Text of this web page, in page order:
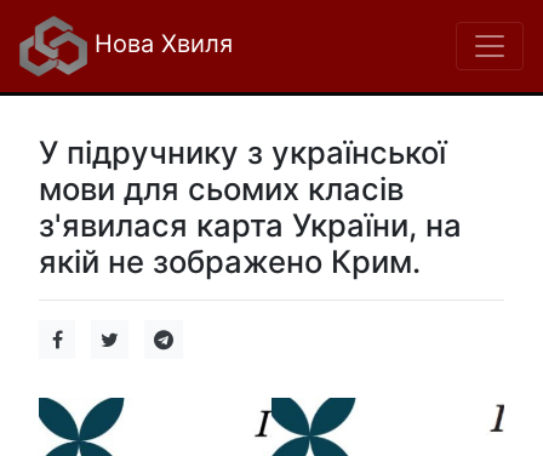
Нова Хвиля
У підручнику з української
мови для сьомих класів
з'явилася карта України, на
якій не зображено Крим.